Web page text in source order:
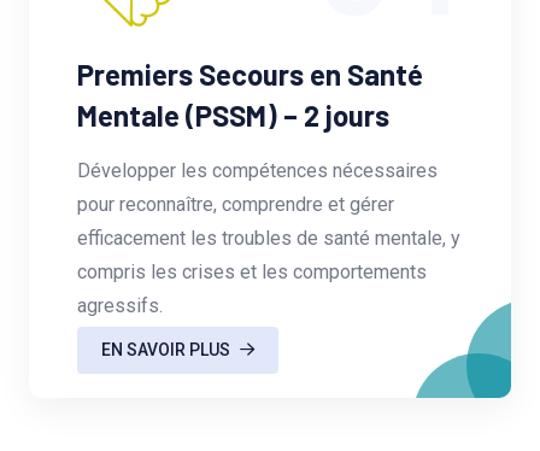
Premiers Secours en Santé
Mentale (PSSM) – 2 jours
Développer les compétences nécessaires
pour reconnaître, comprendre et gérer
efficacement les troubles de santé mentale, y
compris les crises et les comportements
agressifs.
EN SAVOIR PLUS